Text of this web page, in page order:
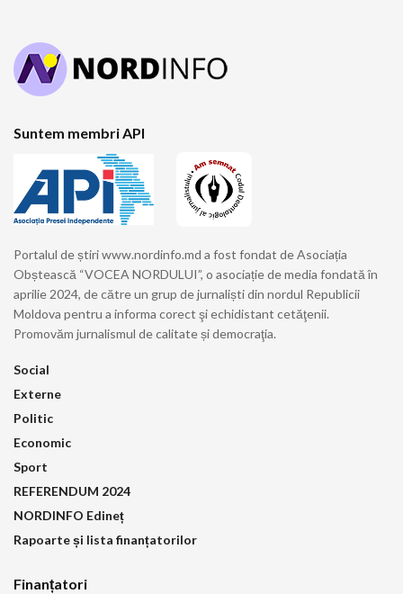
Suntem membri API
Portalul de știri www.nordinfo.md a fost fondat de Asociația
Obștească “VOCEA NORDULUI”, o asociație de media fondată în
aprilie 2024, de către un grup de jurnaliști din nordul Republicii
Moldova pentru a informa corect şi echidistant cetăţenii.
Promovăm jurnalismul de calitate și democraţia.
Social
Externe
Politic
Economic
Sport
REFERENDUM 2024
NORDINFO Edineț
Rapoarte și lista finanțatorilor
Finanțatori